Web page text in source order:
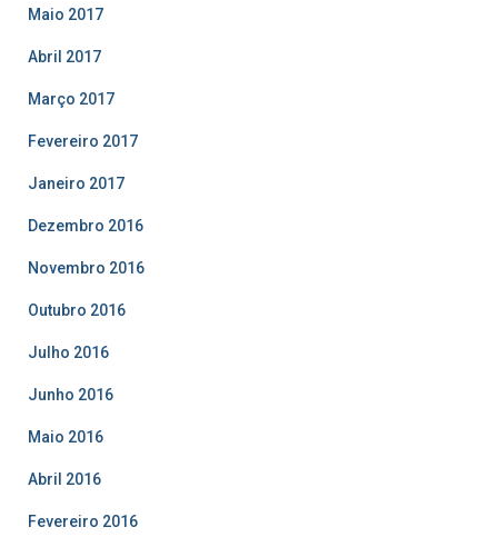
Maio 2017
Abril 2017
Março 2017
Fevereiro 2017
Janeiro 2017
Dezembro 2016
Novembro 2016
Outubro 2016
Julho 2016
Junho 2016
Maio 2016
Abril 2016
Fevereiro 2016